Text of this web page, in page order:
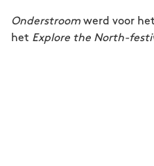
Onderstroom werd voor
het Explore the North-